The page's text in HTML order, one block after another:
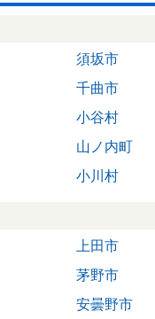
須坂市
千曲市
小谷村
山ノ内町
小川村
上田市
茅野市
安曇野市